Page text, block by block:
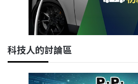
科技人的討論區